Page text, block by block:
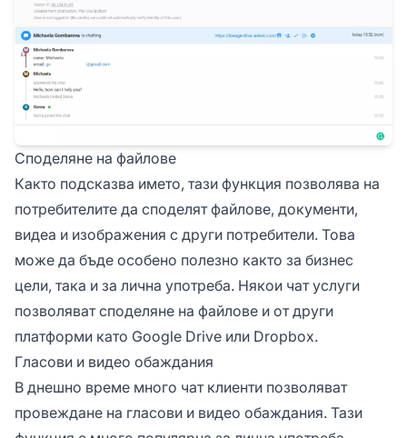
Споделяне на файлове
Както подсказва името, тази функция позволява на
потребителите да споделят файлове, документи,
видеа и изображения с други потребители. Това
може да бъде особено полезно както за бизнес
цели, така и за лична употреба. Някои чат услуги
позволяват споделяне на файлове и от други
платформи като Google Drive или Dropbox.
Гласови и видео обаждания
В днешно време много чат клиенти позволяват
провеждане на гласови и видео обаждания. Тази